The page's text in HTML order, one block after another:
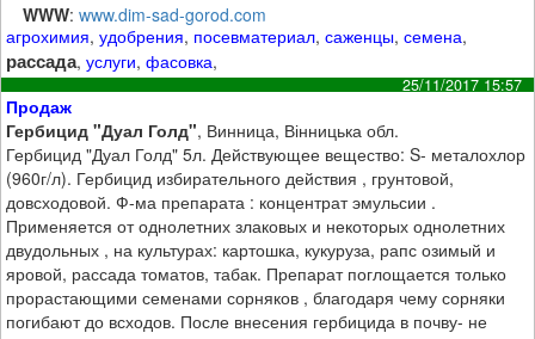
WWW:www.dim-sad-gorod.com
агрохимия,удобрения, посевматериал,саженцы,семена,
рассада,услуги,фасовка,
25/11/2017 15:57
Продаж
Гербицид "Дуал Голд", Винница, Вінницька обл.
Гербицид "Дуал Голд" 5л. Действующее вещество: S- металохлор
(960г/л). Гербицид избирательного действия , грунтовой,
довсходовой. Ф-ма препарата : концентрат эмульсии .
Применяется от однолетних злаковых и некоторых однолетних
двудольных , на культурах: картошка, кукуруза, рапс озимый и
яровой, рассада томатов, табак. Препарат поглощается только
прорастающими семенами сорняков , благодаря чему сорняки
погибают до всходов. После внесения гербицида в почву- не